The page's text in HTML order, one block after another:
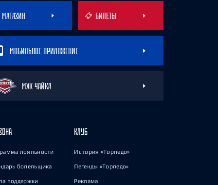
МАГАЗИН БИЛЕТЫ
МОБИЛЬНОЕ ПРИЛОЖЕНИЕ
МХК ЧАЙКА
лояльности
болельщика
поддержки
КЛУБ
История «Торпедо»
Легенды «Торпедо»
Реклама